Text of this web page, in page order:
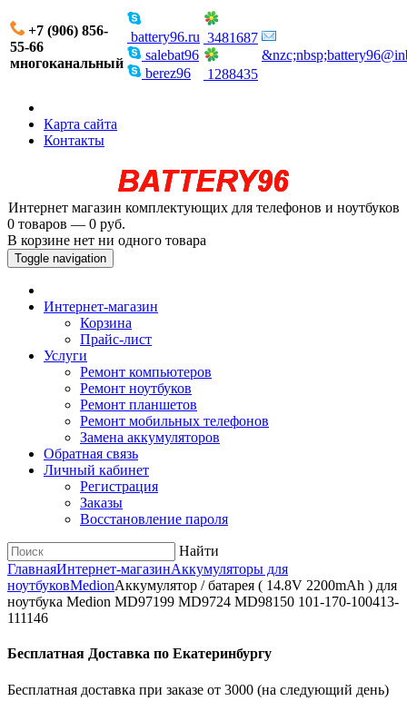
+7 (906) 856-
55-66
многоканальный
battery96.ru
salebat96
berez96
3481687
1288435
Карта сайта
Контакты
Интернет магазин комплектующих для телефонов и ноутбуков
0 товаров — 0 руб.
В корзине нет ни одного товара
Toggle navigation
Интернет-магазин
Корзина
Прайс-лист
Услуги
Ремонт компьютеров
Ремонт ноутбуков
Ремонт планшетов
Ремонт мобильных телефонов
Замена аккумуляторов
Обратная связь
Личный кабинет
Регистрация
Заказы
Восстановление пароля
Найти
ГлавнаяИнтернет-магазинАккумуляторы для
ноутбуковMedionАккумулятор / батарея ( 14.8V 2200mAh ) для
ноутбука Medion MD97199 MD9724 MD98150 101-170-100413-
111146
Бесплатная Доставка по Екатеринбургу
Бесплатная доставка при заказе от 3000 (на следующий день)